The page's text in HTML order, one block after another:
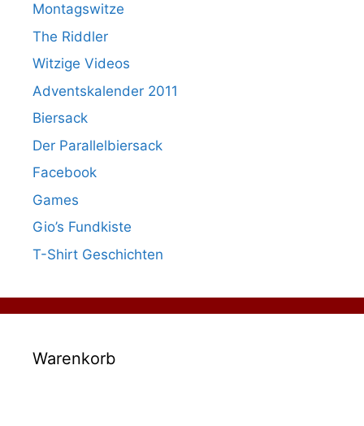
Montagswitze
The Riddler
Witzige Videos
Adventskalender 2011
Biersack
Der Parallelbiersack
Facebook
Games
Gio’s Fundkiste
T-Shirt Geschichten
Warenkorb